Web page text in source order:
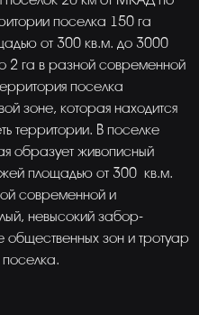
поселка 150 га
от 300 кв.м. до 3000
2 га в разной современной
поселка
зоне, которая находится
территории. В поселке
образует живописный
площадью от 300 кв.м.
современной и
невысокий забор-
общественных зон и тротуар
поселка.